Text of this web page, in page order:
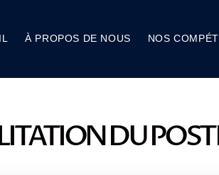
À PROPOS DE NOUS NOS
DU